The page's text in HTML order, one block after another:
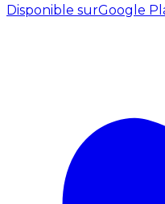
Disponible surGoogle